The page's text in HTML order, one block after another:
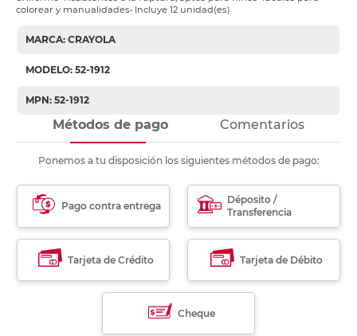
colorear y manualidades• Incluye 12 unidad(es)
MARCA: CRAYOLA
MODELO: 52-1912
MPN: 52-1912
Métodos de pago Comentarios
Ponemos a tu disposición los siguientes métodos de pago:
Pago contra entrega
Déposito /
Transferencia
Tarjeta de Crédito Tarjeta de Débito
Cheque